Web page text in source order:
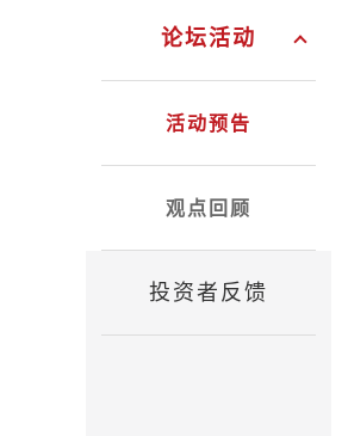
论坛活动
活动预告
观点回顾
投资者反馈